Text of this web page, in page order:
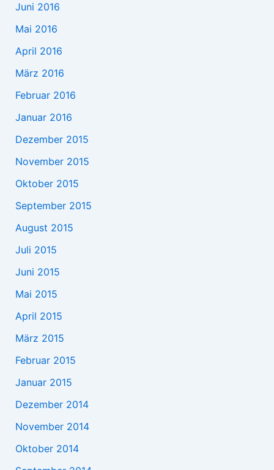
Juni 2016
Mai 2016
April 2016
März 2016
Februar 2016
Januar 2016
Dezember 2015
November 2015
Oktober 2015
September 2015
August 2015
Juli 2015
Juni 2015
Mai 2015
April 2015
März 2015
Februar 2015
Januar 2015
Dezember 2014
November 2014
Oktober 2014